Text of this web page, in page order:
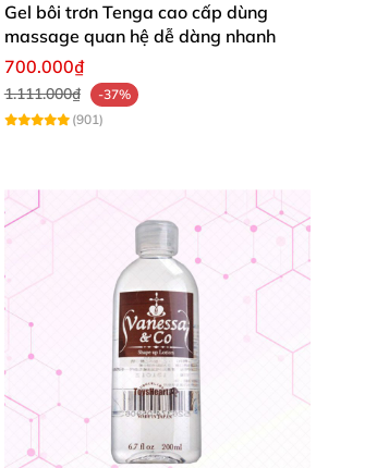
Gel bôi trơn Tenga cao cấp dùng
massage quan hệ dễ dàng nhanh
700.000₫
1.111.000₫
-37%
(901)